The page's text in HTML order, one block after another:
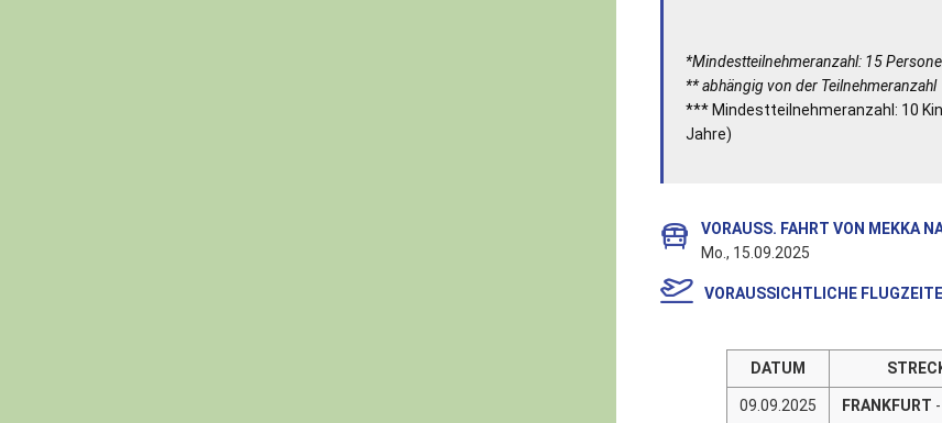
*Mindestteilnehmeranzahl: 15
** abhängig von der Teilnehmeranzahl
*** Mindestteilnehmeranzahl: 10
Jahre)
VORAUSS. FAHRT VON MEKKA
Mo., 15.09.2025
VORAUSSICHTLICHE
DATUM
09.09.2025 FRANKFURT